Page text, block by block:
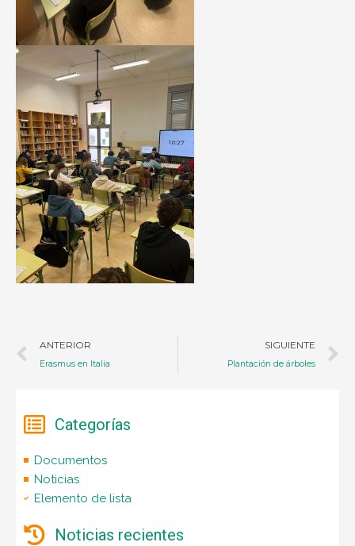
ANTERIOR
Erasmus en Italia
SIGUIENTE
Plantación de árboles
Categorías
Documentos
Noticias
Elemento de lista
Noticias recientes